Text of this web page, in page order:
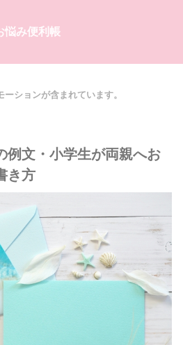
悩み便利帳
ションが含まれています。
例文・小学生が両親へお
き方